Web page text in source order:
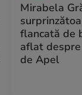
Mirabela
flancată de
aflat
de Apel